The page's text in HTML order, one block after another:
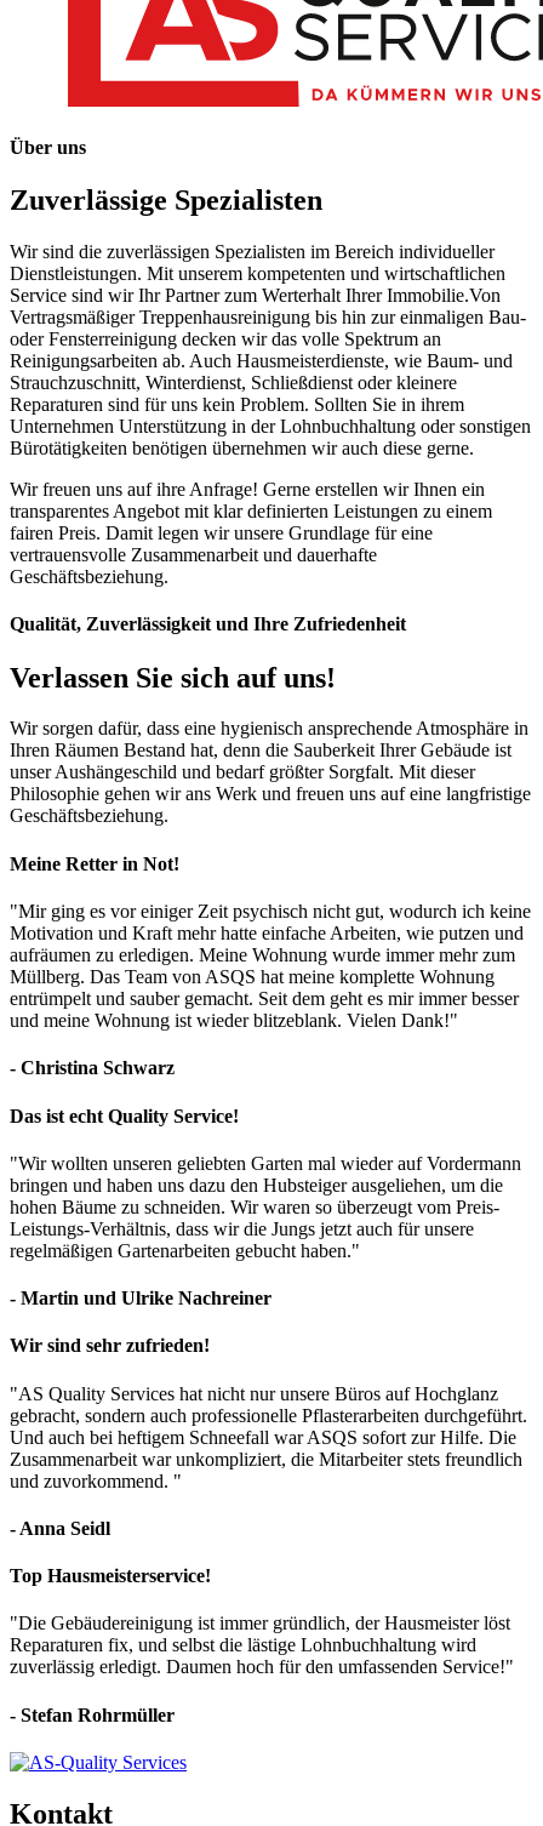
Über uns
Zuverlässige Spezialisten
Wir sind die zuverlässigen Spezialisten im Bereich individueller
Dienstleistungen. Mit unserem kompetenten und wirtschaftlichen
Service sind wir Ihr Partner zum Werterhalt Ihrer Immobilie.Von
Vertragsmäßiger Treppenhausreinigung bis hin zur einmaligen Bau-
oder Fensterreinigung decken wir das volle Spektrum an
Reinigungsarbeiten ab. Auch Hausmeisterdienste, wie Baum- und
Strauchzuschnitt, Winterdienst, Schließdienst oder kleinere
Reparaturen sind für uns kein Problem. Sollten Sie in ihrem
Unternehmen Unterstützung in der Lohnbuchhaltung oder sonstigen
Bürotätigkeiten benötigen übernehmen wir auch diese gerne.
Wir freuen uns auf ihre Anfrage! Gerne erstellen wir Ihnen ein
transparentes Angebot mit klar definierten Leistungen zu einem
fairen Preis. Damit legen wir unsere Grundlage für eine
vertrauensvolle Zusammenarbeit und dauerhafte
Geschäftsbeziehung.
Qualität, Zuverlässigkeit und Ihre Zufriedenheit
Verlassen Sie sich auf uns!
Wir sorgen dafür, dass eine hygienisch ansprechende Atmosphäre in
Ihren Räumen Bestand hat, denn die Sauberkeit Ihrer Gebäude ist
unser Aushängeschild und bedarf größter Sorgfalt. Mit dieser
Philosophie gehen wir ans Werk und freuen uns auf eine langfristige
Geschäftsbeziehung.
Meine Retter in Not!
"Mir ging es vor einiger Zeit psychisch nicht gut, wodurch ich keine
Motivation und Kraft mehr hatte einfache Arbeiten, wie putzen und
aufräumen zu erledigen. Meine Wohnung wurde immer mehr zum
Müllberg. Das Team von ASQS hat meine komplette Wohnung
entrümpelt und sauber gemacht. Seit dem geht es mir immer besser
und meine Wohnung ist wieder blitzeblank. Vielen Dank!"
- Christina Schwarz
Das ist echt Quality Service!
"Wir wollten unseren geliebten Garten mal wieder auf Vordermann
bringen und haben uns dazu den Hubsteiger ausgeliehen, um die
hohen Bäume zu schneiden. Wir waren so überzeugt vom Preis-
Leistungs-Verhältnis, dass wir die Jungs jetzt auch für unsere
regelmäßigen Gartenarbeiten gebucht haben."
- Martin und Ulrike Nachreiner
Wir sind sehr zufrieden!
"AS Quality Services hat nicht nur unsere Büros auf Hochglanz
gebracht, sondern auch professionelle Pflasterarbeiten durchgeführt.
Und auch bei heftigem Schneefall war ASQS sofort zur Hilfe. Die
Zusammenarbeit war unkompliziert, die Mitarbeiter stets freundlich
und zuvorkommend. "
- Anna Seidl
Top Hausmeisterservice!
"Die Gebäudereinigung ist immer gründlich, der Hausmeister löst
Reparaturen fix, und selbst die lästige Lohnbuchhaltung wird
zuverlässig erledigt. Daumen hoch für den umfassenden Service!"
- Stefan Rohrmüller
Kontakt